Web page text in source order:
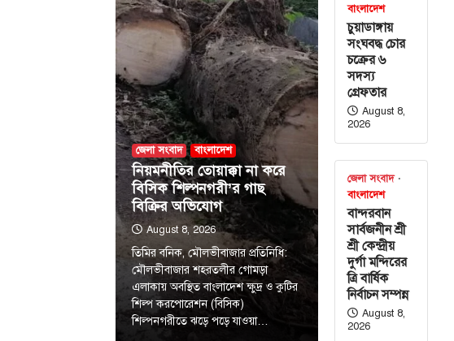
জেলা সংবাদ বাংলাদেশ
নিয়মনীতির তোয়াক্কা না করে
বিসিক শিল্পনগরী’র গাছ
বিক্রির অভিযোগ
August 8, 2026
তিমির বনিক, মৌলভীবাজার প্রতিনিধি:
মৌলভীবাজার শহরতলীর গোমড়া
এলাকায় অবস্থিত বাংলাদেশ ক্ষুদ্র ও কুটির
শিল্প করপোরেশন (বিসিক)
শিল্পনগরীতে ঝড়ে পড়ে যাওয়া…
বাংলাদেশ
চুয়াডাঙ্গায়
সংঘবদ্ধ চোর
চক্রের ৬
সদস্য
গ্রেফতার
August 8,
2026
জেলা সংবাদ
বাংলাদেশ
বান্দরবান
সার্বজনীন শ্রী
শ্রী কেন্দ্রীয়
দুর্গা মন্দিরের
ত্রি বার্ষিক
নির্বাচন সম্পন্ন
August 8,
2026
‘ফ্যামিলি কার্ড’ কর্মসূচির
উদ্বোধন আগামী ১৬ আগস্ট :
সমাজকল্যাণ মন্ত্রী অধ্যাপক ডা. এ জেড
এম জাহিদ হোসেন বলেছেন, আগামী ১৬
বিশেষ সংবাদ
সরকারের পাঁচ মন্ত্রণালয় ও
দপ্তরে নতুন সচিব নিয়োগ
দেশের তিনটি মন্ত্রণালয় ও দুইটি দপ্তরে
নতুন সচিব নিয়োগ দিয়েছে সরকার। আজ
বাংলাদেশ